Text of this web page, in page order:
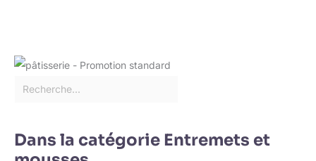
Dans la catégorie Entremets et